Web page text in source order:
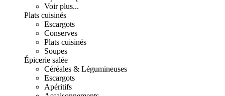
Voir plus...
Plats cuisinés
Escargots
Conserves
Plats cuisinés
Soupes
Épicerie salée
Céréales & Légumineuses
Escargots
Apéritifs